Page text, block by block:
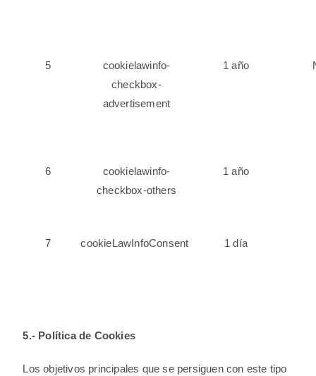
5
cookielawinfo-
checkbox-
advertisement
1 año
6
cookielawinfo-
checkbox-others
1 año
7 cookieLawInfoConsent 1 día
5.- Política de Cookies
Los objetivos principales que se persiguen con este tipo